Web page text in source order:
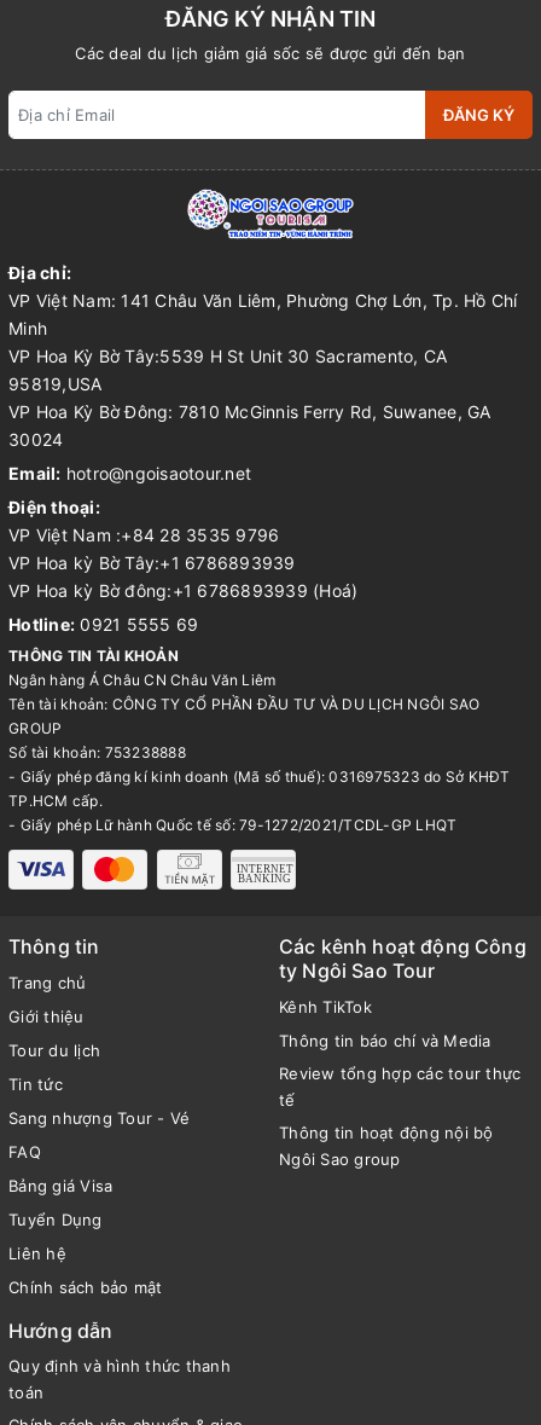
ĐĂNG KÝ NHẬN TIN
Các deal du lịch giảm giá sốc sẽ được gửi đến bạn
ĐĂNG KÝ
Địa chỉ:
VP Việt Nam: 141 Châu Văn Liêm, Phường Chợ Lớn, Tp. Hồ Chí
Minh
VP Hoa Kỳ Bờ Tây:5539 H St Unit 30 Sacramento, CA
95819,USA
VP Hoa Kỳ Bờ Đông: 7810 McGinnis Ferry Rd, Suwanee, GA
30024
Email: hotro@ngoisaotour.net
Điện thoại:
VP Việt Nam :+84 28 3535 9796
VP Hoa kỳ Bờ Tây:+1 6786893939
VP Hoa kỳ Bờ đông:+1 6786893939 (Hoá)
Hotline: 0921 5555 69
THÔNG TIN TÀI KHOẢN
Ngân hàng Á Châu CN Châu Văn Liêm
Tên tài khoản: CÔNG TY CỔ PHẦN ĐẦU TƯ VÀ DU LỊCH NGÔI SAO
GROUP
Số tài khoản: 753238888
- Giấy phép đăng kí kinh doanh (Mã số thuế): 0316975323 do Sở KHĐT
TP.HCM cấp.
- Giấy phép Lữ hành Quốc tế số: 79-1272/2021/TCDL-GP LHQT
Thông tin
Trang chủ
Giới thiệu
Tour du lịch
Tin tức
Sang nhượng Tour - Vé
FAQ
Bảng giá Visa
Tuyển Dụng
Liên hệ
Chính sách bảo mật
Các kênh hoạt động Công
ty Ngôi Sao Tour
Kênh TikTok
Thông tin báo chí và Media
Review tổng hợp các tour thực
tế
Thông tin hoạt động nội bộ
Ngôi Sao group
Hướng dẫn
Quy định và hình thức thanh
toán